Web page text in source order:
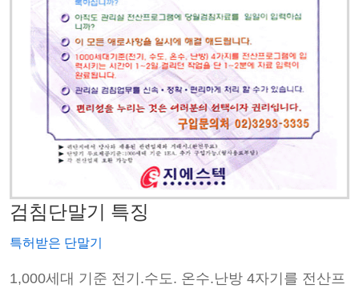
검침단말기 특징
특허받은 단말기
1,000세대 기준 전기.수도. 온수.난방 4자기를 전산프